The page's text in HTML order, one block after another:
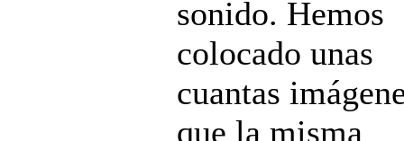
sonido. Hemos
colocado unas
cuantas
que la misma